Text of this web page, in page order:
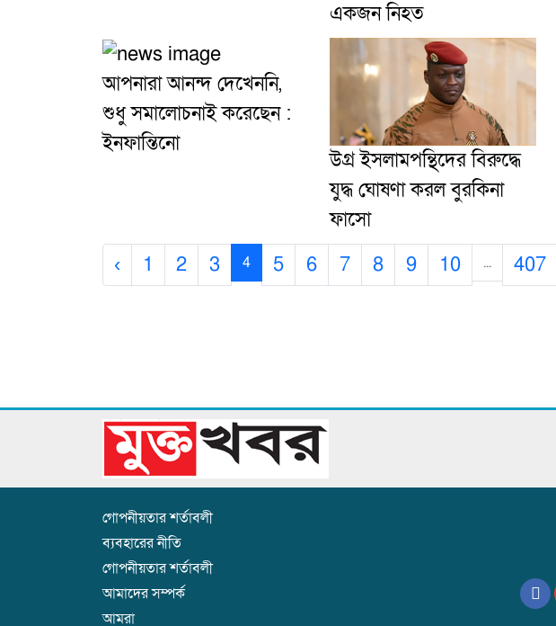
একজন নিহত
আপনারা আনন্দ দেখেননি,
শুধু সমালোচনাই করেছেন :
ইনফান্তিনো
উগ্র ইসলামপন্থিদের বিরুদ্ধে
যুদ্ধ ঘোষণা করল বুরকিনা
ফাসো
‹ 1 2 3 4 5 6 7 8 9 10 ... 407
গোপনীয়তার শর্তাবলী
ব্যবহারের নীতি
গোপনীয়তার শর্তাবলী
আমাদের সম্পর্ক
আমরা